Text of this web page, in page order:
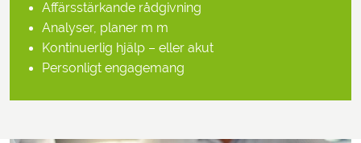
Affärsstärkande rådgivning
Analyser, planer m m
Kontinuerlig hjälp – eller akut
Personligt engagemang